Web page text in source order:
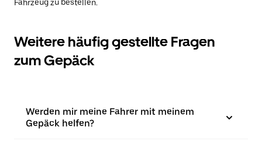
Fahrzeug zu bestellen.
Weitere häufig gestellte Fragen
zum Gepäck
Werden mir meine Fahrer mit meinem
Gepäck helfen?